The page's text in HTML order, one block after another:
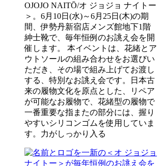
OJOJO NAITŌ/オ ジョジョ ナイトー
＞。6月10日(水)～6月25日(木)の期
間、伊勢丹新宿店メンズ館地下1階
紳士靴で、毎年恒例のお誂え会を開
催します。 本イベントは、花緒とア
ウトソールの組み合わせをお選びい
ただき、その場で組み上げてお渡し
する、特別なお誂え会です。日本古
来の履物文化を原点とした、リペア
が可能なお履物で、花緒型の履物で
一番重要な指またの部分には、握り
やすいシリコンゴムを使用していま
す。力がしっかり入る